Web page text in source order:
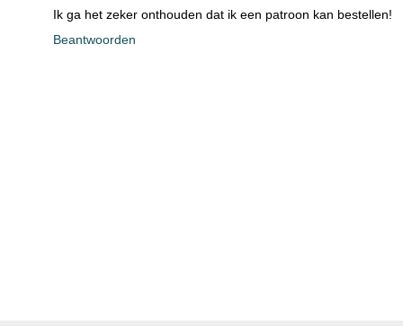
Ik ga het zeker onthouden dat ik een patroon kan bestellen!
Beantwoorden